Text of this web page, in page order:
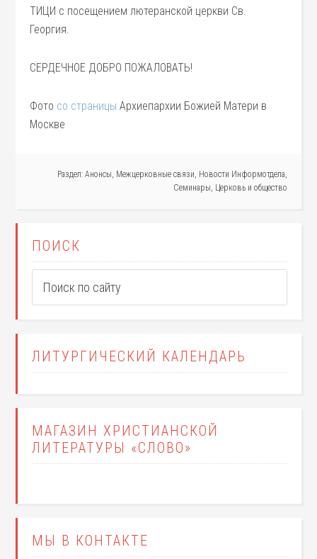
ТИЦИ с посещением лютеранской церкви Св.
Георгия.
СЕРДЕЧНОЕ ДОБРО ПОЖАЛОВАТЬ!
Фото со страницы Архиепархии Божией Матери в
Москве
Раздел: Анонсы, Межцерковные связи, Новости Информотдела,
Семинары, Церковь и общество
ПОИСК
ЛИТУРГИЧЕСКИЙ КАЛЕНДАРЬ
МАГАЗИН ХРИСТИАНСКОЙ
ЛИТЕРАТУРЫ «СЛОВО»
МЫ В КОНТАКТЕ